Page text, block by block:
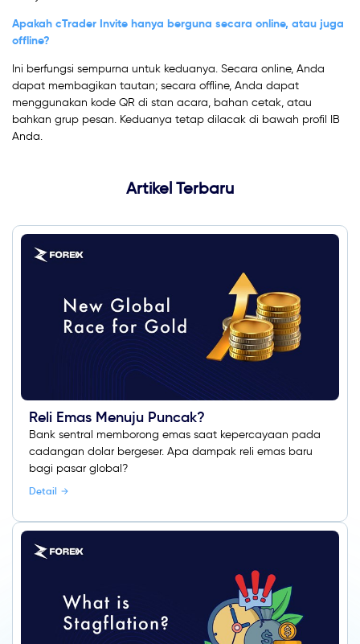
Apakah cTrader Invite hanya berguna secara online, atau juga
offline?
Ini berfungsi sempurna untuk keduanya. Secara online, Anda
dapat membagikan tautan; secara offline, Anda dapat
menggunakan kode QR di stan acara, bahan cetak, atau
bahkan grup pesan. Keduanya tetap dilacak di bawah profil IB
Anda.
Artikel Terbaru
Reli Emas Menuju Puncak?
Bank sentral memborong emas saat kepercayaan pada
cadangan dolar bergeser. Apa dampak reli emas baru
bagi pasar global?
Detail